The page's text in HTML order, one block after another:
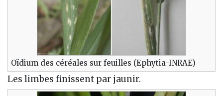
Oïdium des céréales sur feuilles (Ephytia-INRAE)
Les limbes finissent par jaunir.